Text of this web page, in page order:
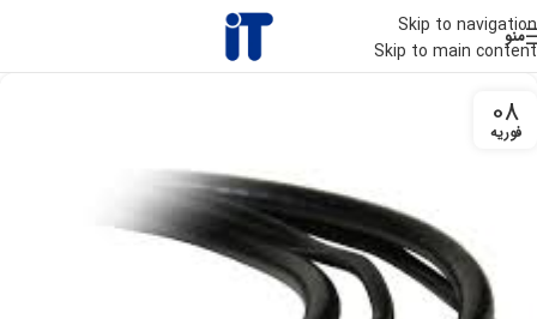
Skip to navigation
Skip to main content
منو
08
فوریه